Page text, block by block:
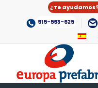
¿Te ayudamos?
915-593-625